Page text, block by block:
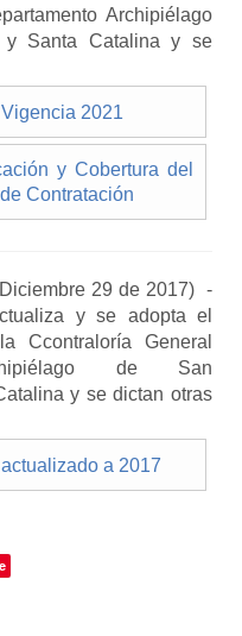
Archipiélago
y Santa Catalina y se
2021
y Cobertura del
Contratación
29 de 2017) -
y se adopta el
laCcontraloríaGeneral
de San
atalina y se dictan otras
a 2017